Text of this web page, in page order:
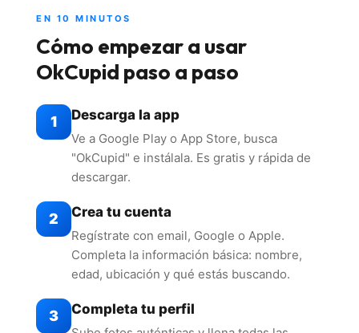
EN 10 MINUTOS
Cómo empezar a usar
OkCupid paso a paso
1 Descarga la app
Ve a Google Play o App Store, busca
"OkCupid" e instálala. Es gratis y rápida de
descargar.
2 Crea tu cuenta
Regístrate con email, Google o Apple.
Completa la información básica: nombre,
edad, ubicación y qué estás buscando.
3 Completa tu perfil